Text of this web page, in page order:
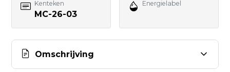
Kenteken
MC-26-03
Energielabel
Omschrijving